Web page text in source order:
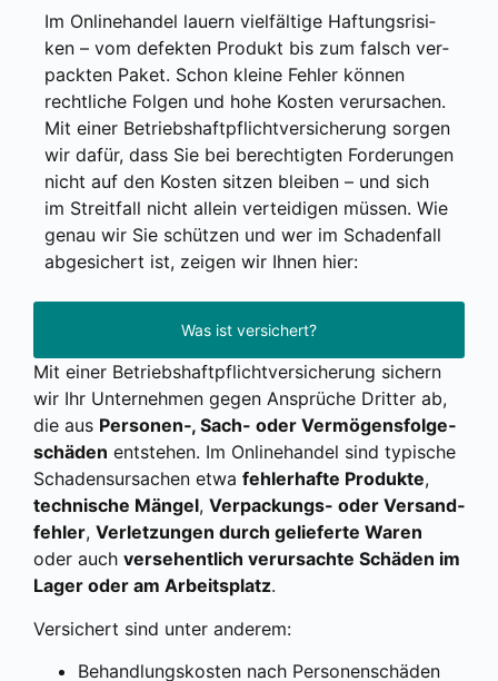
Im Online­han­del lau­ern viel­fäl­ti­ge Haf­tungs­ri­si­
ken – vom defek­ten Pro­dukt bis zum falsch ver­
pack­ten Paket. Schon klei­ne Feh­ler kön­nen
recht­li­che Fol­gen und hohe Kos­ten ver­ur­sa­chen.
Mit einer Betriebs­haft­pflicht­ver­si­che­rung sor­gen
wir dafür, dass Sie bei berech­tig­ten For­de­run­gen
nicht auf den Kos­ten sit­zen blei­ben – und sich
im Streit­fall nicht allein ver­tei­di­gen müs­sen. Wie
genau wir Sie schüt­zen und wer im Scha­den­fall
abge­si­chert ist, zei­gen wir Ihnen hier:
Was ist versichert?
Mit einer Betriebs­haft­pflicht­ver­si­che­rung sichern
wir Ihr Unter­neh­men gegen Ansprü­che Drit­ter ab,
die aus Personen‑, Sach- oder Ver­mö­gens­fol­ge­
schä­den ent­ste­hen. Im Online­han­del sind typi­sche
Scha­dens­ur­sa­chen etwa feh­ler­haf­te Pro­duk­te,
tech­ni­sche Män­gel, Ver­pa­ckungs- oder Ver­sand­
feh­ler, Ver­let­zun­gen durch gelie­fer­te Waren
oder auch ver­se­hent­lich ver­ur­sach­te Schä­den im
Lager oder am Arbeits­platz.
Ver­si­chert sind unter ande­rem:
Behand­lungs­kos­ten nach Per­so­nen­schä­den